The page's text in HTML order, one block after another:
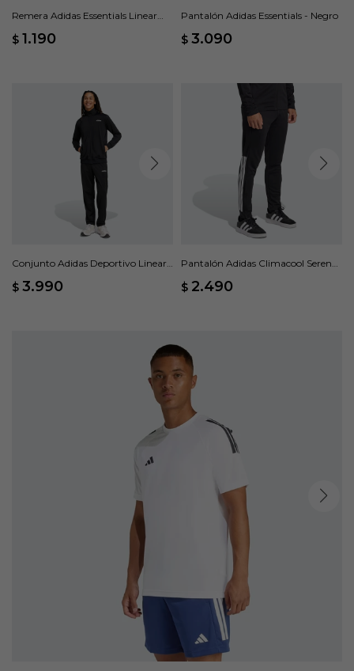
Remera Adidas Essentials Linear
$ 1.190
Pantalón Adidas Essentials - Negro
$ 3.090
Conjunto Adidas Deportivo Linear -
$ 3.990
Pantalón Adidas Climacool Sereno
$ 2.490